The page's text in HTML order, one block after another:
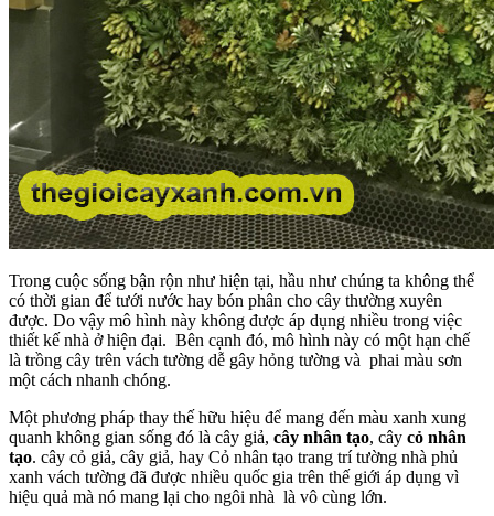
Trong cuộc sống bận rộn như hiện tại, hầu như chúng ta không thể
có thời gian để tưới nước hay bón phân cho cây thường xuyên
được. Do vậy mô hình này không được áp dụng nhiều trong việc
thiết kế nhà ở hiện đại. Bên cạnh đó, mô hình này có một hạn chế
là trồng cây trên vách tường dễ gây hỏng tường và phai màu sơn
một cách nhanh chóng.
Một phương pháp thay thế hữu hiệu để mang đến màu xanh xung
quanh không gian sống đó là cây giả, cây nhân tạo, cây cỏ nhân
tạo. cây cỏ giả, cây giả, hay Cỏ nhân tạo trang trí tường nhà phủ
xanh vách tường đã được nhiều quốc gia trên thế giới áp dụng vì
hiệu quả mà nó mang lại cho ngôi nhà là vô cùng lớn.